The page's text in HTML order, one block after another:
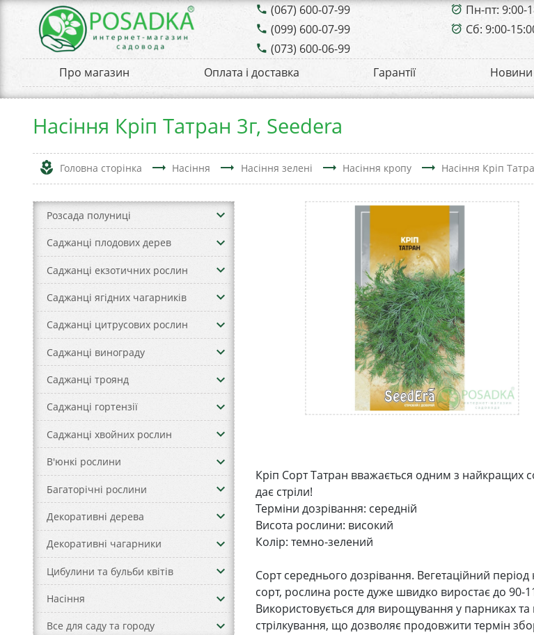
phone (067) 600-07-99
phone (099) 600-07-99
phone (073) 600-06-99
alarm_on Пн-пт: 9:00-
alarm_on Сб: 9:00-
Про магазин Оплата і доставка Гарантії Новини
Насіння Кріп Татран 3г, Seedera
local_florist Головна сторінка trending_flat Насіння trending_flat Насіння зелені trending_flat Насіння кропу trending_flat Насіння Кріп
Розсада полуниці keyboard_arrow_down
Саджанці плодових дерев keyboard_arrow_down
Саджанці екзотичних рослин keyboard_arrow_down
Саджанці ягідних чагарників keyboard_arrow_down
Саджанці цитрусових рослин keyboard_arrow_down
Саджанці винограду keyboard_arrow_down
Саджанці троянд keyboard_arrow_down
Саджанці гортензії keyboard_arrow_down
Саджанці хвойних рослин keyboard_arrow_down
В'юнкі рослини keyboard_arrow_down
Багаторічні рослини keyboard_arrow_down
Декоративні дерева keyboard_arrow_down
Декоративні чагарники keyboard_arrow_down
Цибулини та бульби квітів keyboard_arrow_down
Насіння keyboard_arrow_down
Все для саду та городу keyboard_arrow_down
Кріп Сорт Татран вважається одним з найкращих
дає стріли!
Терміни дозрівання: середній
Висота рослини: високий
Колір: темно-зелений
Сорт середнього дозрівання. Вегетаційний
сорт, рослина росте дуже швидко виростає до
Використовується для вирощування у парниках
стрілкування, що дозволяє продовжити термін